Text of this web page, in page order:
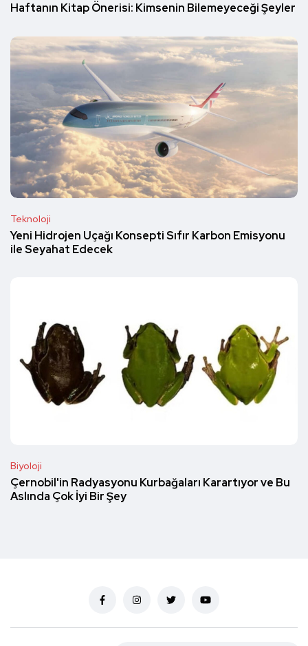
Haftanın Kitap Önerisi: Kimsenin Bilemeyeceği Şeyler
Teknoloji
Yeni Hidrojen Uçağı Konsepti Sıfır Karbon Emisyonu
ile Seyahat Edecek
Biyoloji
Çernobil'in Radyasyonu Kurbağaları Karartıyor ve Bu
Aslında Çok İyi Bir Şey